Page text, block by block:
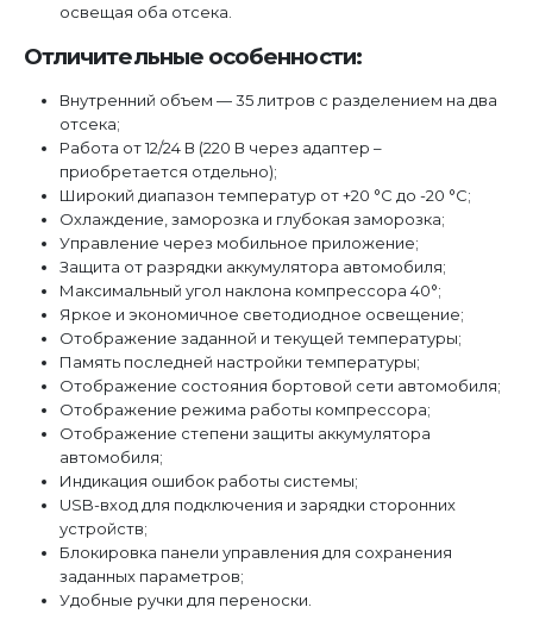
освещая оба отсека.
Отличительные особенности:
Внутренний объем — 35 литров с разделением на два
отсека;
Работа от 12/24 В (220 В через адаптер –
приобретается отдельно);
Широкий диапазон температур от +20 °C до -20 °C;
Охлаждение, заморозка и глубокая заморозка;
Управление через мобильное приложение;
Защита от разрядки аккумулятора автомобиля;
Максимальный угол наклона компрессора 40°;
Яркое и экономичное светодиодное освещение;
Отображение заданной и текущей температуры;
Память последней настройки температуры;
Отображение состояния бортовой сети автомобиля;
Отображение режима работы компрессора;
Отображение степени защиты аккумулятора
автомобиля;
Индикация ошибок работы системы;
USB-вход для подключения и зарядки сторонних
устройств;
Блокировка панели управления для сохранения
заданных параметров;
Удобные ручки для переноски.